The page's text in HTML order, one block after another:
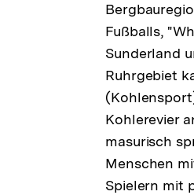
Fußballs,
Sunderland
Ruhrgebiet
Kohlerevier
masurisch
Menschen
Spielern mit